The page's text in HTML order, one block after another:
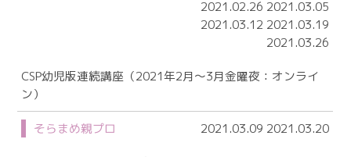
2021.02.26 2021.03.05
2021.03.12 2021.03.19
2021.03.26
CSP幼児版連続講座（2021年2月～3月金曜夜：オンライ
ン）
2021.03.09 2021.03.20
そらまめ親プロ